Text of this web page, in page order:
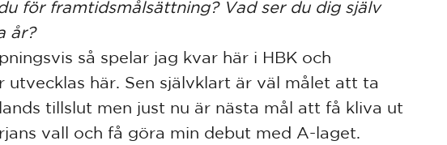
för framtidsmålsättning? Vad ser du dig själv
år?
så spelar jag kvar här i HBK och
utvecklas här. Sen självklart är väl målet att ta
tillslut men just nu är nästa mål att få kliva ut
vall och få göra min debut med A-laget.